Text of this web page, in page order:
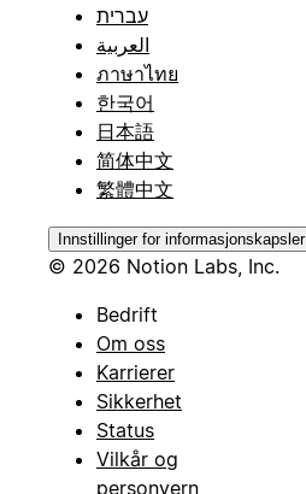
עברית
العربية
ภาษาไทย
한국어
日本語
简体中文
繁體中文
Innstillinger for informasjonskapsler
© 2026 Notion Labs, Inc.
Bedrift
Om oss
Karrierer
Sikkerhet
Status
Vilkår og
personvern